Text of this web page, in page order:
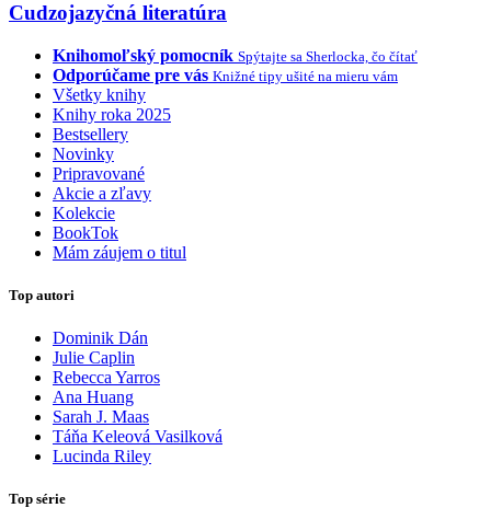
Cudzojazyčná literatúra
Knihomoľský pomocník Spýtajte sa Sherlocka, čo čítať
Odporúčame pre vás Knižné tipy ušité na mieru vám
Všetky knihy
Knihy roka 2025
Bestsellery
Novinky
Pripravované
Akcie a zľavy
Kolekcie
BookTok
Mám záujem o titul
Top autori
Dominik Dán
Julie Caplin
Rebecca Yarros
Ana Huang
Sarah J. Maas
Táňa Keleová Vasilková
Lucinda Riley
Top série